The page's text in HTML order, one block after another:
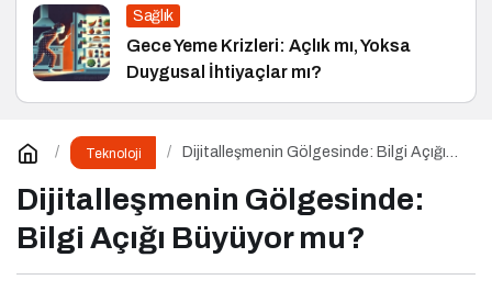
Sağlık
Gece Yeme Krizleri: Açlık mı, Yoksa
Duygusal İhtiyaçlar mı?
Teknoloji
Dijitalleşmenin Gölgesinde: Bilgi Açığı
Dijitalleşmenin Gölgesinde:
Bilgi Açığı Büyüyor mu?